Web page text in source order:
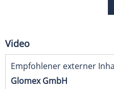
Video
Empfohlener externer
Glomex GmbH